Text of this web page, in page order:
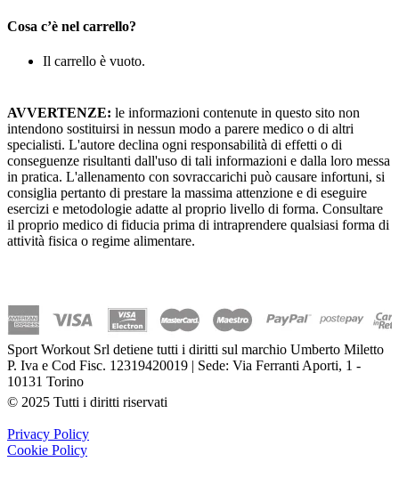
Cosa c’è nel carrello?
Il carrello è vuoto.
AVVERTENZE: le informazioni contenute in questo sito non
intendono sostituirsi in nessun modo a parere medico o di altri
specialisti. L'autore declina ogni responsabilità di effetti o di
conseguenze risultanti dall'uso di tali informazioni e dalla loro messa
in pratica. L'allenamento con sovraccarichi può causare infortuni, si
consiglia pertanto di prestare la massima attenzione e di eseguire
esercizi e metodologie adatte al proprio livello di forma. Consultare
il proprio medico di fiducia prima di intraprendere qualsiasi forma di
attività fisica o regime alimentare.
Sport Workout Srl detiene tutti i diritti sul marchio Umberto Miletto
P. Iva e Cod Fisc. 12319420019 | Sede: Via Ferranti Aporti, 1 -
10131 Torino
© 2025 Tutti i diritti riservati
Privacy Policy
Cookie Policy